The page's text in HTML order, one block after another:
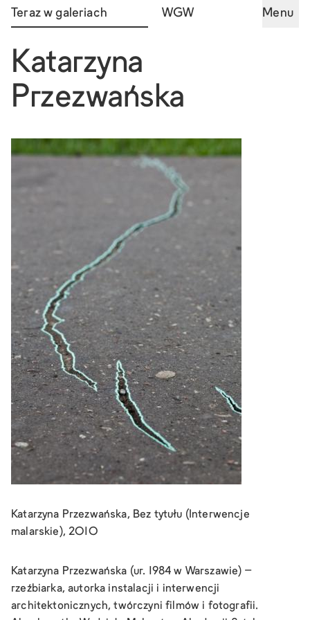
Teraz w galeriach WGW Menu
Katarzyna
Przezwańska
Katarzyna Przezwańska, Bez tytułu (Interwencje
malarskie), 2010
Katarzyna Przezwańska (ur. 1984 w Warszawie) –
rzeźbiarka, autorka instalacji i interwencji
architektonicznych, twórczyni filmów i fotografii.